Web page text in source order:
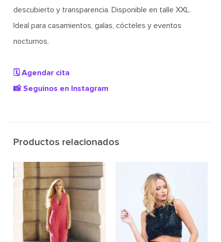
descubierto y transparencia. Disponible en talle XXL.
Ideal para casamientos, galas, cócteles y eventos
nocturnos.
🗓️ Agendar cita
📸 Seguinos en Instagram
Productos relacionados